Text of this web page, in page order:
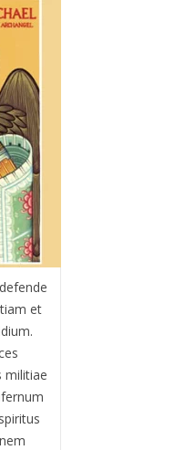
et
militiae